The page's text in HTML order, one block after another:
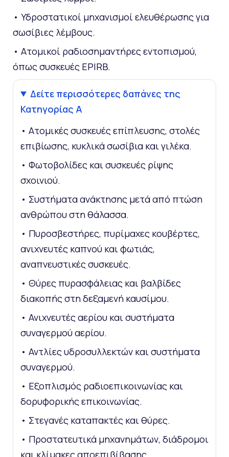
• Υδροστατικοί μηχανισμοί ελευθέρωσης για
σωσίβιες λέμβους.
• Ατομικοί ραδιοσημαντήρες εντοπισμού,
όπως συσκευές EPIRB.
Δείτε περισσότερες δαπάνες της
Κατηγορίας Α
• Ατομικές συσκευές επίπλευσης, στολές
επιβίωσης, κυκλικά σωσίβια και γιλέκα.
• Φωτοβολίδες και συσκευές ρίψης
σχοινιού.
• Συστήματα ανάκτησης μετά από πτώση
ανθρώπου στη θάλασσα.
• Πυροσβεστήρες, πυρίμαχες κουβέρτες,
ανιχνευτές καπνού και φωτιάς,
αναπνευστικές συσκευές.
• Θύρες πυρασφάλειας και βαλβίδες
διακοπής στη δεξαμενή καυσίμου.
• Ανιχνευτές αερίου και συστήματα
συναγερμού αερίου.
• Αντλίες υδροσυλλεκτών και συστήματα
συναγερμού.
• Εξοπλισμός ραδιοεπικοινωνίας και
δορυφορικής επικοινωνίας.
• Στεγανές καταπακτές και θύρες.
• Προστατευτικά μηχανημάτων, διάδρομοι
και κλίμακες αποεπιβίβασης.